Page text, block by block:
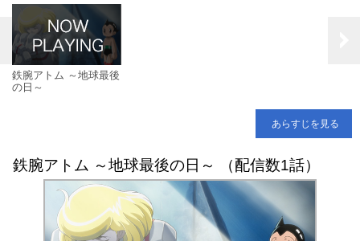
鉄腕アトム ～地球最後
の日～
あらすじを見る
鉄腕アトム ～地球最後の日～ （配信数1話）